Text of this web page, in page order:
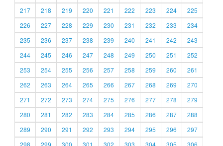
217
218 219 220 221 222 223 224
225
226
227 228 229 230 231 232 233
234
235
236 237 238 239 240 241 242
243
244
245 246 247 248 249 250 251
252
253
254 255 256 257 258 259 260
261
262
263 264 265 266 267 268 269
270
271
272 273 274 275 276 277 278
279
280
281 282 283 284 285 286 287
288
289
290 291 292 293 294 295 296
297
298
299 300 301 302 303 304 305 306